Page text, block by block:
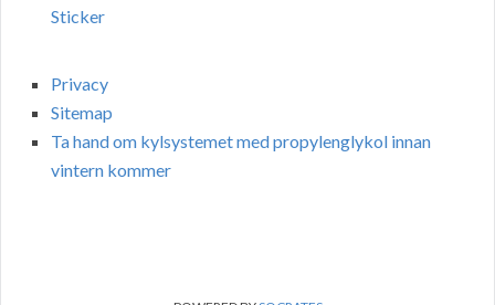
Sticker
Privacy
Sitemap
Ta hand om kylsystemet med propylenglykol innan
vintern kommer